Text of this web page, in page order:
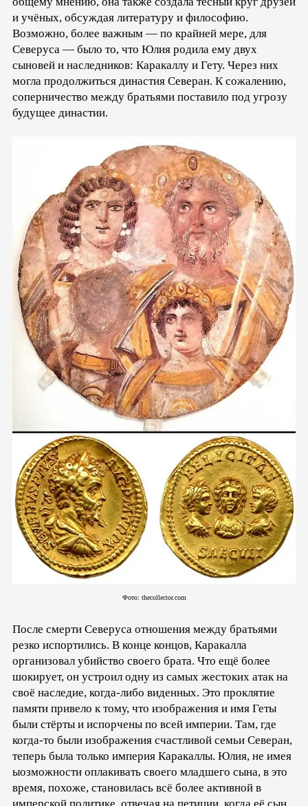
и учёных, обсуждая литературу и философию.
Возможно, более важным — по крайней мере, для
Северуса — было то, что Юлия родила ему двух
сыновей и наследников: Каракаллу и Гету. Через них
могла продолжиться династия Северан. К сожалению,
соперничество между братьями поставило под угрозу
будущее династии.
Фото: thecollector.com
После смерти Северуса отношения между братьями
резко испортились. В конце концов, Каракалла
организовал убийство своего брата. Что ещё более
шокирует, он устроил одну из самых жестоких атак на
своё наследие, когда-либо виденных. Это проклятие
памяти привело к тому, что изображения и имя Геты
были стёрты и испорчены по всей империи. Там, где
когда-то были изображения счастливой семьи Северан,
теперь была только империя Каракаллы. Юлия, не имея
ыозможности оплакивать своего младшего сына, в это
время, похоже, становилась всё более активной в